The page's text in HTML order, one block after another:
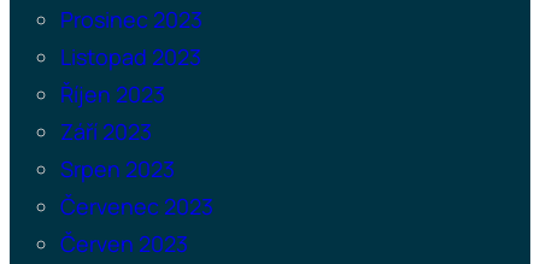
Prosinec 2023
Listopad 2023
Říjen 2023
Září 2023
Srpen 2023
Červenec 2023
Červen 2023